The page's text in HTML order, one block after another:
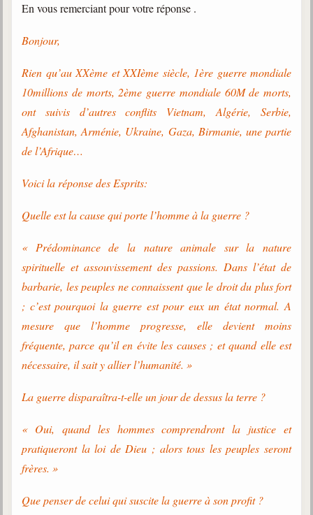
1927-2025
Bibliothèque
Ouvrages
Newsletters
trimestrielles
Sujets du mois
Citations
Maximes
Enregistrements
séance d'aide spirituelle
Diaporamas
Powerpoints
Enseignement
En vous remerciant pour votre réponse .
Bonjour,
Rien qu’au XXème et XXIème siècle, 1ère guerre mondiale
10millions de morts, 2ème guerre mondiale 60M de morts,
ont suivis d’autres conflits Vietnam, Algérie, Serbie,
Afghanistan, Arménie, Ukraine, Gaza, Birmanie, une partie
de l’Afrique…
Voici la réponse des Esprits:
Quelle est la cause qui porte l’homme à la guerre ?
« Prédominance de la nature animale sur la nature
spirituelle et assouvissement des passions. Dans l’état de
barbarie, les peuples ne connaissent que le droit du plus fort
; c’est pourquoi la guerre est pour eux un état normal. A
mesure que l’homme progresse, elle devient moins
fréquente, parce qu’il en évite les causes ; et quand elle est
nécessaire, il sait y allier l’humanité. »
La guerre disparaîtra-t-elle un jour de dessus la terre ?
« Oui, quand les hommes comprendront la justice et
pratiqueront la loi de Dieu ; alors tous les peuples seront
frères. »
Que penser de celui qui suscite la guerre à son profit ?